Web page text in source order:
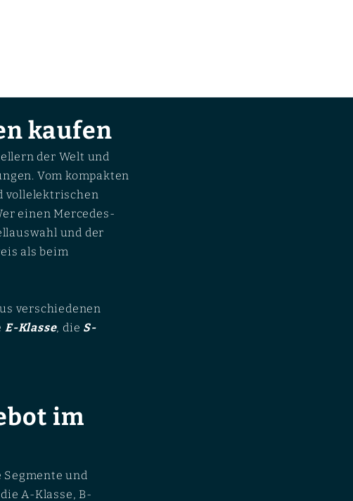
kaufen
der Welt und
Vom kompakten
vollelektrischen
einen Mercedes-
und der
als beim
verschiedenen
E-Klasse, die S-
im
Segmente und
A-Klasse, B-